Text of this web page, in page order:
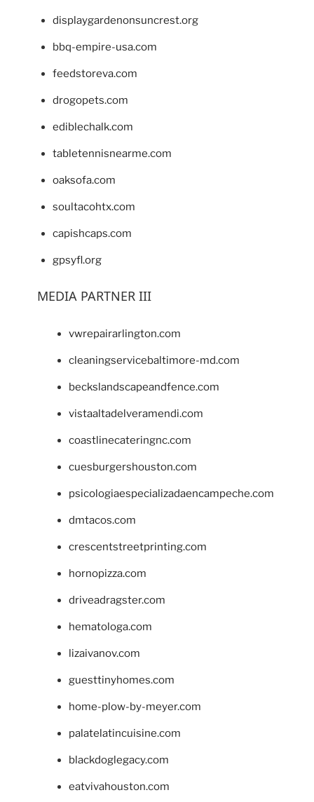
displaygardenonsuncrest.org
bbq-empire-usa.com
feedstoreva.com
drogopets.com
ediblechalk.com
tabletennisnearme.com
oaksofa.com
soultacohtx.com
capishcaps.com
gpsyfl.org
MEDIA PARTNER III
vwrepairarlington.com
cleaningservicebaltimore-md.com
beckslandscapeandfence.com
vistaaltadelveramendi.com
coastlinecateringnc.com
cuesburgershouston.com
psicologiaespecializadaencampeche.com
dmtacos.com
crescentstreetprinting.com
hornopizza.com
driveadragster.com
hematologa.com
lizaivanov.com
guesttinyhomes.com
home-plow-by-meyer.com
palatelatincuisine.com
blackdoglegacy.com
eatvivahouston.com